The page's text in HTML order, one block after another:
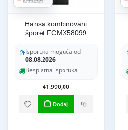
Hansa kombinovani
šporet FCMX58099
Isporuka moguća od
08.08.2026
Besplatna isporuka
41.990,00
Dodaj